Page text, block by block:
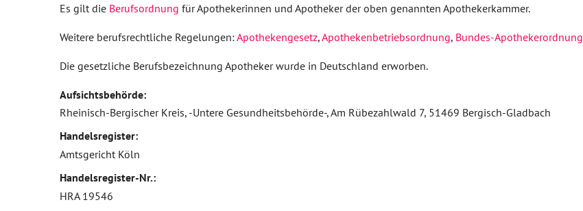
Es gilt die Berufsordnung für Apothekerinnen und Apotheker der oben genannten Apothekerkammer.
Weitere berufsrechtliche Regelungen:Apothekengesetz,Apothekenbetriebsordnung, Bundes-Apothekerordnung
Die gesetzliche Berufsbezeichnung Apotheker wurde in Deutschland erworben.
Aufsichtsbehörde:
Rheinisch-Bergischer Kreis, -Untere Gesundheitsbehörde-, Am Rübezahlwald 7, 51469 Bergisch-Gladbach
Handelsregister:
Amtsgericht Köln
Handelsregister-Nr.:
HRA 19546